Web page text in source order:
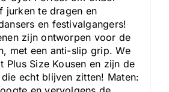
jurken te dragen en
en festivalgangers!
zijn ontworpen voor de
met een anti-slip grip. We
Plus Size Kousen en zijn de
echt blijven zitten! Maten: